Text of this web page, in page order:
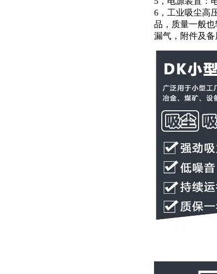
6，工业吸尘高
品，质量一般
漏气，附件及